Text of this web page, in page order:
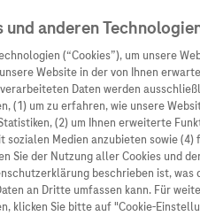
Patienteninformationen
anderen
(“Cookies”), um unsere
Website in der von Ihnen
Daten werden
(1) um zu erfahren, wie unsere
(2) um Ihnen erweiterte
Medien anzubieten sowie (4)
Sie der Nutzung aller Cookies und
beschrieben ist, was
an Dritte umfassen kann. Für
klicken Sie bitte auf "Cookie-